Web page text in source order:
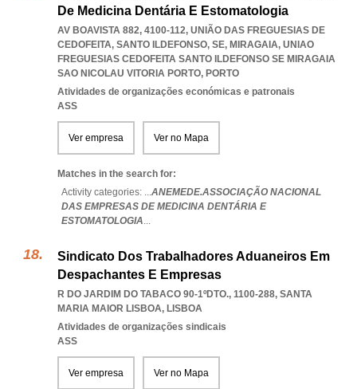
De Medicina Dentária E Estomatologia
AV BOAVISTA 882, 4100-112, UNIÃO DAS FREGUESIAS DE
CEDOFEITA, SANTO ILDEFONSO, SE, MIRAGAIA, UNIAO
FREGUESIAS CEDOFEITA SANTO ILDEFONSO SE MIRAGAIA
SAO NICOLAU VITORIA PORTO, PORTO
Atividades de organizações económicas e patronais
ASS
Ver empresa Ver no Mapa
Matches in the search for:
Activity categories: ...ANEMEDE.ASSOCIAÇÃO NACIONAL
DAS EMPRESAS DE MEDICINA DENTÁRIA E
ESTOMATOLOGIA...
Sindicato Dos Trabalhadores Aduaneiros Em
Despachantes E Empresas
R DO JARDIM DO TABACO 90-1ºDTO., 1100-288, SANTA
MARIA MAIOR LISBOA, LISBOA
Atividades de organizações sindicais
ASS
Ver empresa Ver no Mapa